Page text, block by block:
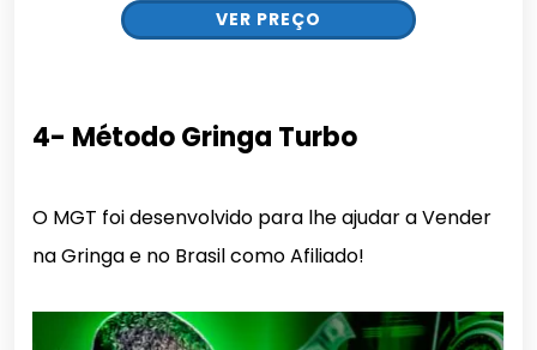
VER PREÇO
4- Método Gringa Turbo
O MGT foi desenvolvido para lhe ajudar a Vender
na Gringa e no Brasil como Afiliado!